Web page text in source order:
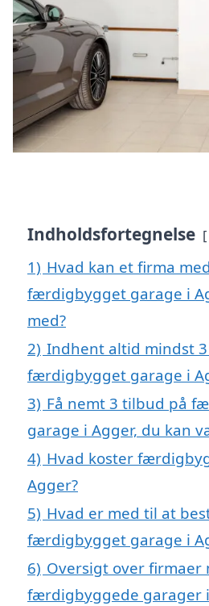
Indholdsfortegnelse
1) Hvad kan et firma
færdigbygget garage i
med?
2) Indhent altid mindst
færdigbygget garage i
3) Få nemt 3 tilbud på
garage i Agger, du kan
4) Hvad koster
Agger?
5) Hvad er med til at
færdigbygget garage i
6) Oversigt over firmaer
færdigbyggede garager